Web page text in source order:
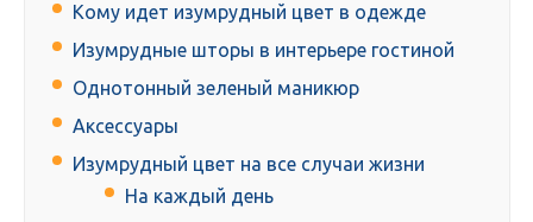
Кому идет изумрудный цвет в одежде
Изумрудные шторы в интерьере гостиной
Однотонный зеленый маникюр
Аксессуары
Изумрудный цвет на все случаи жизни
На каждый день